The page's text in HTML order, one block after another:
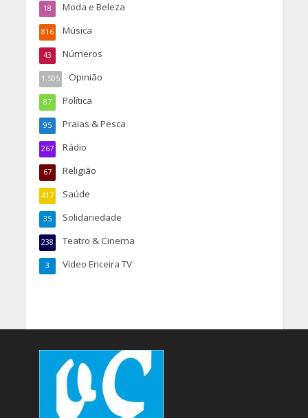
Moda e Beleza
18
Música
816
Números
43
Opinião
1.505
Política
87
Praias & Pesca
95
Rádio
267
Religião
67
Saúde
417
Solidariedade
35
Teatro & Cinema
238
Vídeo Ericeira TV
3